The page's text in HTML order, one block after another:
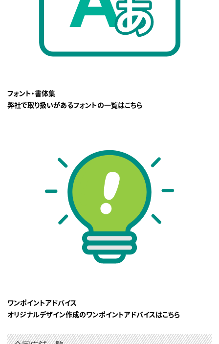
フォント・書体集
弊社で取り扱いがあるフォントの一覧はこちら
ワンポイントアドバイス
オリジナルデザイン作成のワンポイントアドバイスはこちら